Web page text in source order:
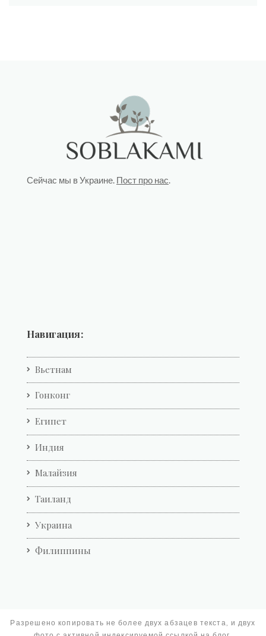
Сейчас мы в Украине. Пост про нас.
Навигация:
Вьетнам
Гонконг
Египет
Индия
Малайзия
Таиланд
Украина
Филиппины
Разрешено копировать не более двух абзацев текста, и двух